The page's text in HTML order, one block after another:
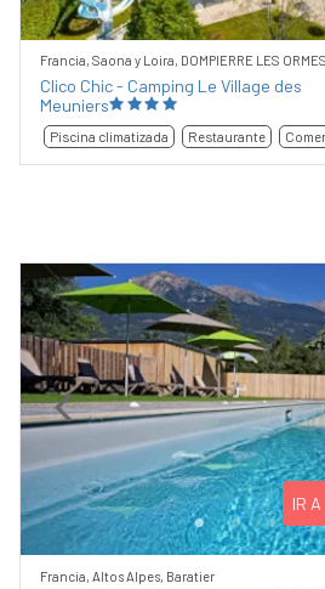
Francia, Saona y Loira, DOMPIERRE LES ORMES
Clico Chic - Camping Le Village des
Meuniers
Piscina climatizada Restaurante
Previous
IR
Francia, Altos Alpes, Baratier